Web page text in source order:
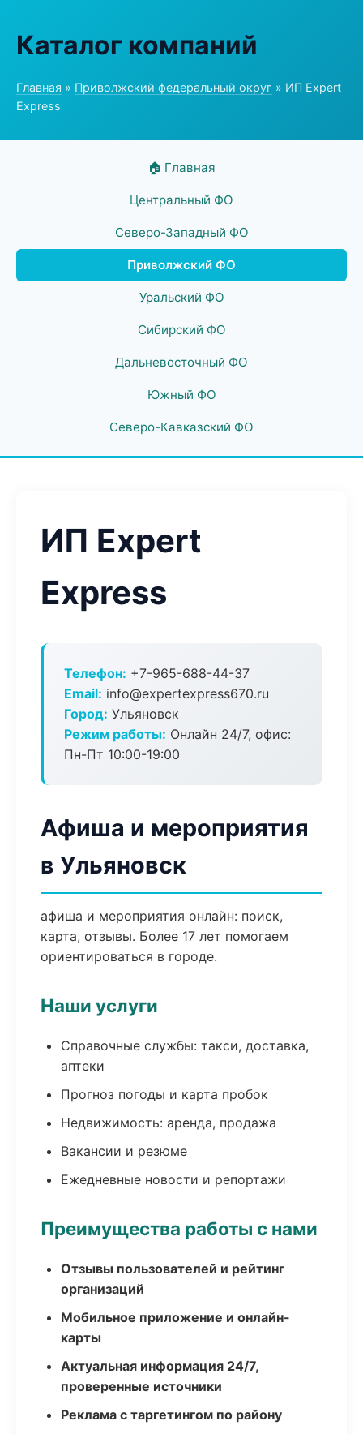
Каталог компаний
Главная » Приволжский федеральный округ » ИП Expert
Express
🏠 Главная
Центральный ФО
Северо-Западный ФО
Приволжский ФО
Уральский ФО
Сибирский ФО
Дальневосточный ФО
Южный ФО
Северо-Кавказский ФО
ИП Expert
Express
Телефон: +7-965-688-44-37
Email: info@expertexpress670.ru
Город: Ульяновск
Режим работы: Онлайн 24/7, офис:
Пн-Пт 10:00-19:00
Афиша и мероприятия
в Ульяновск
афиша и мероприятия онлайн: поиск,
карта, отзывы. Более 17 лет помогаем
ориентироваться в городе.
Наши услуги
Справочные службы: такси, доставка,
аптеки
Прогноз погоды и карта пробок
Недвижимость: аренда, продажа
Вакансии и резюме
Ежедневные новости и репортажи
Преимущества работы с нами
Отзывы пользователей и рейтинг
организаций
Мобильное приложение и онлайн-
карты
Актуальная информация 24/7,
проверенные источники
Реклама с таргетингом по району